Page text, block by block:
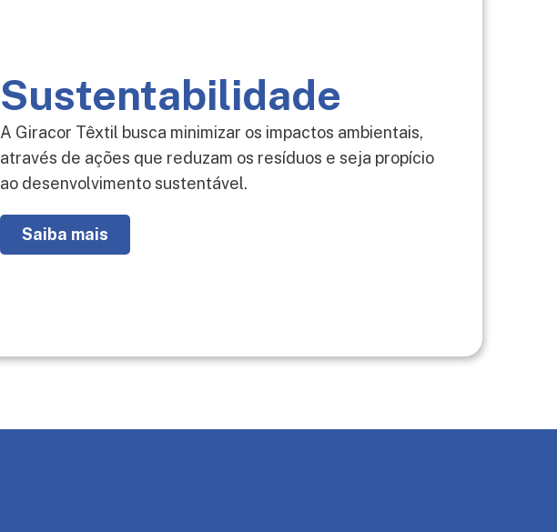
Sustentabilidade
A Giracor Têxtil busca minimizar os impactos ambientais,
através de ações que reduzam os resíduos e seja propício
ao desenvolvimento sustentável.
Saiba mais